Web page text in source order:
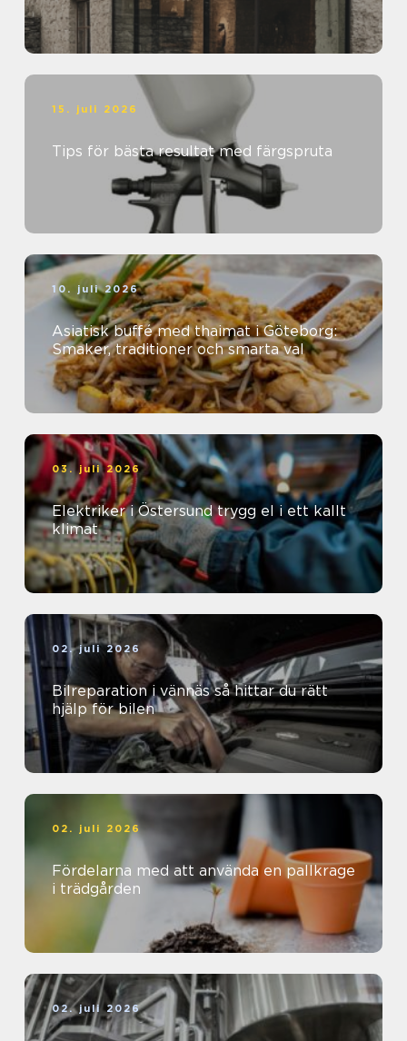
15. juli 2026
Tips för bästa resultat med färgspruta
10. juli 2026
Asiatisk buffé med thaimat i Göteborg:
Smaker, traditioner och smarta val
03. juli 2026
Elektriker i Östersund trygg el i ett kallt
klimat
02. juli 2026
Bilreparation i vännäs så hittar du rätt
hjälp för bilen
02. juli 2026
Fördelarna med att använda en pallkrage
i trädgården
02. juli 2026